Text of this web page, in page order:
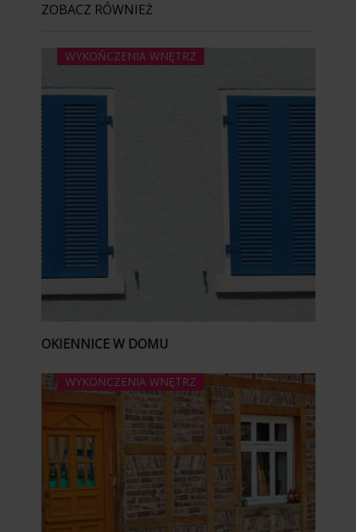
ZOBACZ RÓWNIEŻ
WYKOŃCZENIA WNĘTRZ
OKIENNICE W DOMU
WYKOŃCZENIA WNĘTRZ